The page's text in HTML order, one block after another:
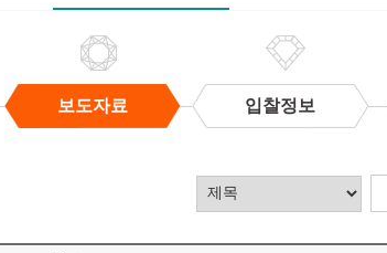
보도자료 입찰정보